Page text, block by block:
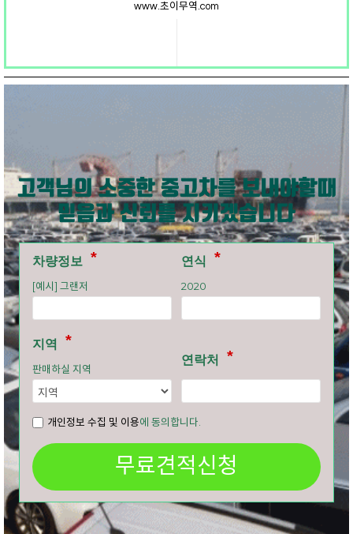
www.초이무역.com
고객님의 소중한 중고차를 보내야할때
믿음과 신뢰를 지키겠습니다
차량정보
[예시] 그랜저
연식
2020
지역
판매하실 지역
연락처
개인정보 수집 및 이용에 동의합니다.
무료견적신청